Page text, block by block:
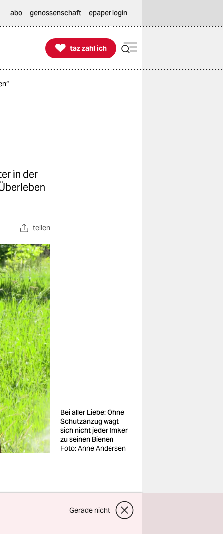
abo genossenschaft epaper login

taz zahl ich
taz zahl ich
in der
teilen
Bei aller Liebe: Ohne
Schutzanzug wagt
sich nicht jeder Imker
zu seinen Bienen
Foto: Anne Andersen
Gerade nicht